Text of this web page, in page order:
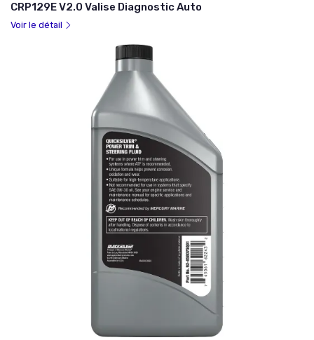
CRP129E V2.0 Valise Diagnostic Auto
Voir le détail